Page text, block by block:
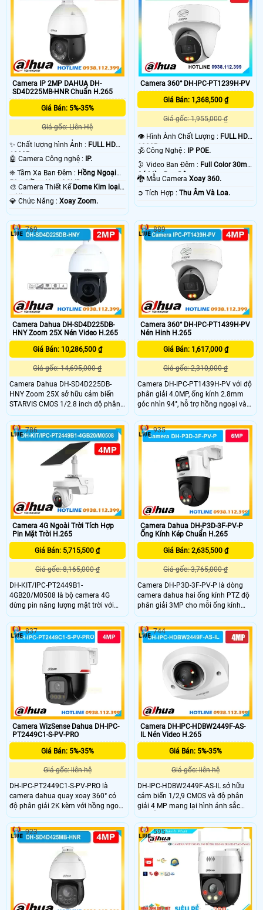
Camera IP 2MP DAHUA DH-
SD4D225MB-HNR Chuẩn H.265
Giá Bán: 5%-35%
Giá gốc: Liên Hệ
✨ Chất lượng hình Ảnh : FULL HD
1080P .
🤖️ Camera Công nghệ :
IP.
❈ Tầm Xa Ban Đêm : Hồng Ngoại
50m Hồng Ngoại SMD.
🎨 Camera Thiết Kế Dome Kim loại
+ Nhựa.
️💎 Chức Năng : Xoay Zoom.
Camera 360° DH-IPC-PT1239H-PV
Giá Bán: 1,368,500 ₫
Giá gốc: 1,955,000 ₫
👁 Hình Ành Chất Lượng : FULL HD
1080P .
🕉️ Công Nghệ :
IP POE.
🌛 Video Ban Đêm : Full Color 30m
Có Màu Ban Ðêm.
🐉️ Mẫu CameraXoay 360.
️➲ Tích Hợp :Thu Âm Và Loa.
Camera Dahua DH-SD4D225DB-
HNY Zoom 25X Nén Video H.265
Giá Bán: 10,286,500 ₫
Giá gốc: 14,695,000 ₫
Camera Dahua DH-SD4D225DB-
HNY Zoom 25X sở hữu cảm biến
STARVIS CMOS 1/2.8 inch độ phân
giải 2MP ghi hình mượt ở 30fps hỗ
trợ zoom quang học 25x cùng zoom
số 16x quan sát chi tiết tầm xa
hồng ngoại đạt 100m chống ngược
sáng WDR 120dB chuẩn bảo vệ
IP66 chống nước bụi và chống sét
6000V hoạt động ổn định ngoài trời
ở nhiệt độ từ âm 40 đến 60 độ C
769
Camera 360° DH-IPC-PT1439H-PV
Nén Hinh H.265
Giá Bán: 1,617,000 ₫
Giá gốc: 2,310,000 ₫
Camera DH-IPC-PT1439H-PV với độ
phân giải 4.0MP, ống kính 2.8mm
góc nhìn 94°, hỗ trợ hồng ngoại và
LED ánh sáng trắng 30m cho hình
ảnh rõ nét cả ngày lẫn đêm. Tích
hợp PTZ xoay ngang 345°, dọc 90°,
báo động chủ động bằng còi hú và
đèn chớp, có mic và đàm thoại 2
chiều.
889
Camera 4G Ngoài Trời Tích Hợp
Pin Mặt Trời H.265
Giá Bán: 5,715,500 ₫
Giá gốc: 8,165,000 ₫
DH-KIT/IPC-PT2449B1-
4GB20/M0508 là bộ camera 4G
dừng pin năng lượng mặt trời với
khả năng ghi hình 4MP đàm thoại 2
chiều, hồng ngoại 30m, chống
ngược sáng DWDR và khả năng lưu
trữ với thẻ nhớ 512GB. Camea này
có tích hợp IP giúp phân biệt người
xe chính xác có thể giám sát từ xa
qua app thích hợp gắn ngoài trời
nhờ IP66 và những nơi không có
786
Camera Dahua DH-P3D-3F-PV-P
Ống Kính Kép Chuẩn H.265
Giá Bán: 2,635,500 ₫
Giá gốc: 3,765,000 ₫
Camera DH-P3D-3F-PV-P là dòng
camera dahua hai ống kính PTZ độ
phân giải 3MP cho mỗi ống kính
gồm ống PT 6 mm và ống cố định
2,8 mm cho góc rộng 89° và góc
hẹp 52°. Cảm biến 1/2,9″ CMOS
khẩu độ F1.0 kèm khả năng quay
ngang 352° và nghiêng lên 90° giúp
giám sát linh động. Hỗ trợ thẻ nhớ
lên đến 256GB lưu trữ vượt trội
935
Camera WizSense Dahua DH-IPC-
PT2449C1-S-PV-PRO
Giá Bán: 5%-35%
Giá gốc: liên hệ
DH-IPC-PT2449C1-S-PV-PRO là
camera dahua quay xoay 360° có
độ phân giải 2K kèm với hồng ngoại
tâm xa 30m giám sát sắc nét cả
ngày và đêm. Camera này còn hỗ
trợ đàm thoại âm thành 2 chiều nhờ
tích hợp mic vs loa có hỗ trợ tên
miền xem từ xa qua web hoặc app
có khả năng lưu trữ độc lập nhờ có
khay thẻ nhớ dung lượng lên đến
837
Camera DH-IPC-HDBW2449F-AS-
IL Nén Video H.265
Giá Bán: 5%-35%
Giá gốc: liên hệ
DH-IPC-HDBW2449F-AS-IL sở hữu
cảm biến 1/2,9 CMOS và độ phân
giải 4 MP mang lại hình ảnh sắc
nét. Ống kính 2,8 mm hoặc 3,6 mm
với góc nhìn lên đến 101° hoặc 83°.
Đèn hồng ngoại và đèn ánh sáng
ấm chiếu xa 30 m hỗ trợ quan sát
ban đêm. Hỗ trợ thẻ nhớ lưu trữ tối
đa 256GB và tên miền xem camera
từ xa qua app hoặc web.
744
923 595